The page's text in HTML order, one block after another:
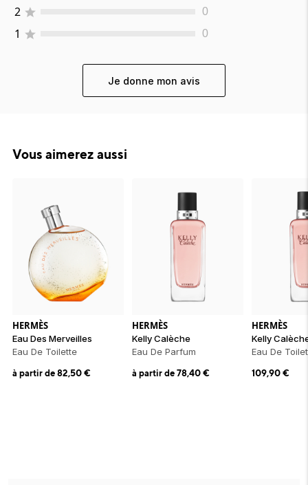
2 0
1 0
Je donne mon avis
Vous aimerez aussi
HERMÈS
Eau Des Merveilles
Eau De Toilette
à partir de82,50€
HERMÈS
Kelly Calèche
Eau De Parfum
à partir de78,40€
HERMÈS
Kelly
Eau De
109,90€